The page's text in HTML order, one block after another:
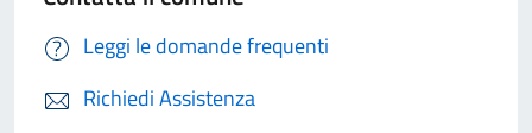
Leggi le domande frequenti
Richiedi Assistenza